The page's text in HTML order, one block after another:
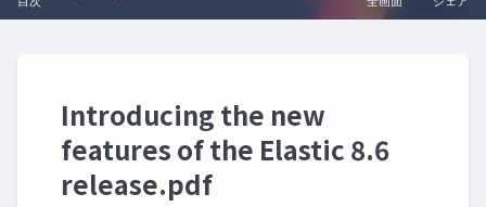
Introducing the new
features of the Elastic 8.6
release.pdf